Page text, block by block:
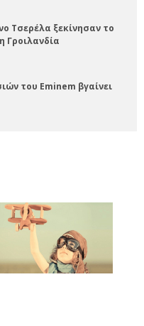
Τσερέλα ξεκίνησαν το
Γροιλανδία
του Eminem βγαίνει